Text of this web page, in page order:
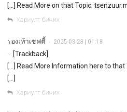
[…] Read More on that Topic:
Хариулт бичих
รองเท้าเซฟตี้ • 2025-03-28 | 01:18
… [Trackback]
[…] Read More Information here to
[…]
Хариулт бичих